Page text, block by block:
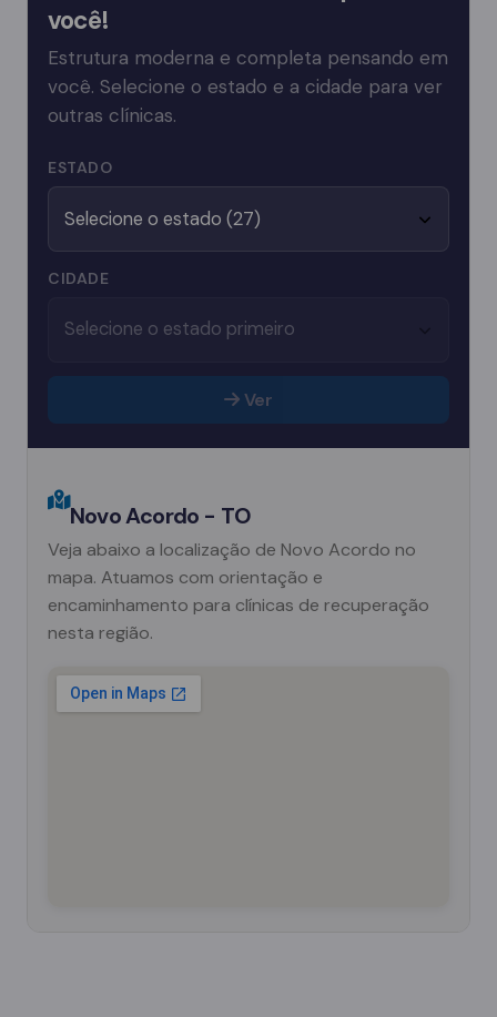
você!
Estrutura moderna e completa pensando em
você. Selecione o estado e a cidade para ver
outras clínicas.
ESTADO
CIDADE
Ver
Novo Acordo - TO
Veja abaixo a localização de Novo Acordo no
mapa. Atuamos com orientação e
encaminhamento para clínicas de recuperação
nesta região.